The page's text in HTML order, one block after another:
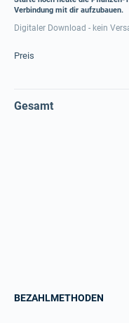
Verbindung mit dir aufzubauen.
Digitaler Download - kein
Preis
Gesamt
BEZAHLMETHODEN